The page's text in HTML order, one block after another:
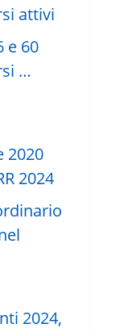
e 60
…